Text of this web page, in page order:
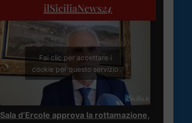
ilSiciliaNews24
Fai clic per accettare i
cookie per questo servizio
Sala d’Ercole approva la rottamazione,